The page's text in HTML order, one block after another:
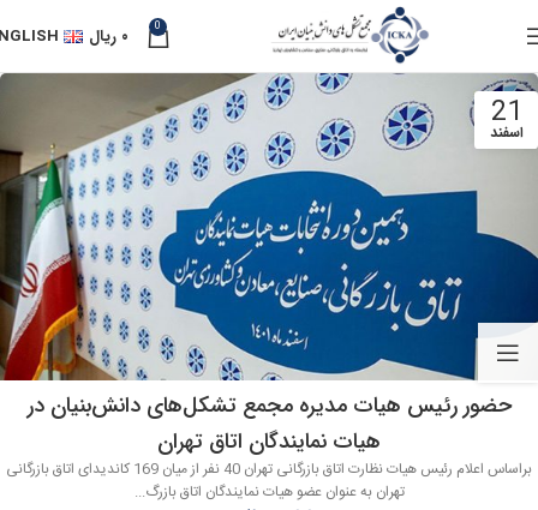
0 ۰ ریال
21
اسفند
حضور رئیس هیات مدیره مجمع تشکل‌های دانش‌بنیان در
هیات نمایندگان اتاق تهران
براساس اعلام رئیس هیات نظارت اتاق بازرگانی تهران 40 نفر از میان 169 کاندیدای اتاق بازرگانی
تهران به عنوان عضو هیات نمایندگان اتاق بازرگ...